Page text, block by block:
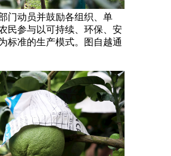
门动员并鼓励各组织、单
民参与以可持续、环保、安
标准的生产模式。图自越通